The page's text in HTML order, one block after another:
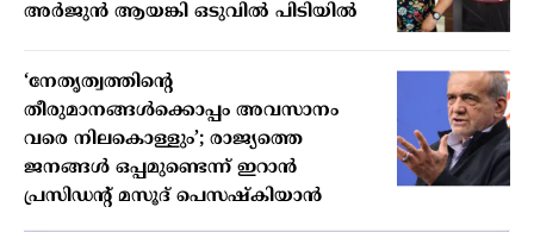
അർജുൻ ആയങ്കി ഒടുവിൽ പിടിയിൽ
‘നേതൃത്വത്തിന്റെ
തീരുമാനങ്ങൾക്കൊപ്പം അവസാനം
വരെ നിലകൊള്ളും’; രാജ്യത്തെ
ജനങ്ങൾ ഒപ്പമുണ്ടെന്ന് ഇറാൻ
പ്രസിഡന്റ് മസൂദ് പെസഷ്കിയാൻ